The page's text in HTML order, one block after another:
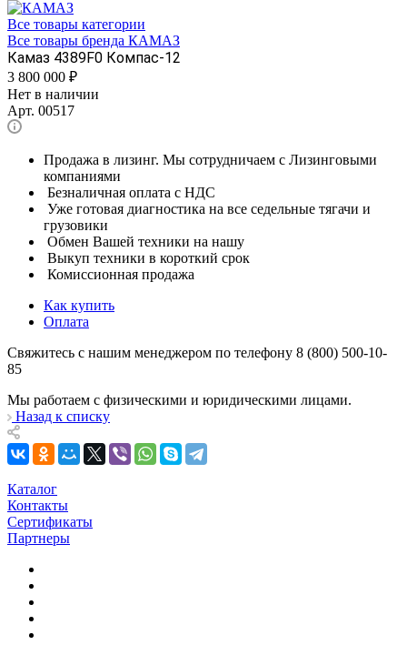
Все товары категории
Все товары бренда КАМАЗ
Камаз 4389F0 Компас-12
3 800 000 ₽
Нет в наличии
Арт. 00517
Продажа в лизинг. Мы сотрудничаем с Лизинговыми
компаниями
Безналичная оплата с НДС
Уже готовая диагностика на все седельные тягачи и
грузовики
Обмен Вашей техники на нашу
Выкуп техники в короткий срок
Комиссионная продажа
Как купить
Оплата
Свяжитесь с нашим менеджером по телефону 8 (800) 500-10-
85
Мы работаем с физическими и юридическими лицами.
Назад к списку
Каталог
Контакты
Сертификаты
Партнеры